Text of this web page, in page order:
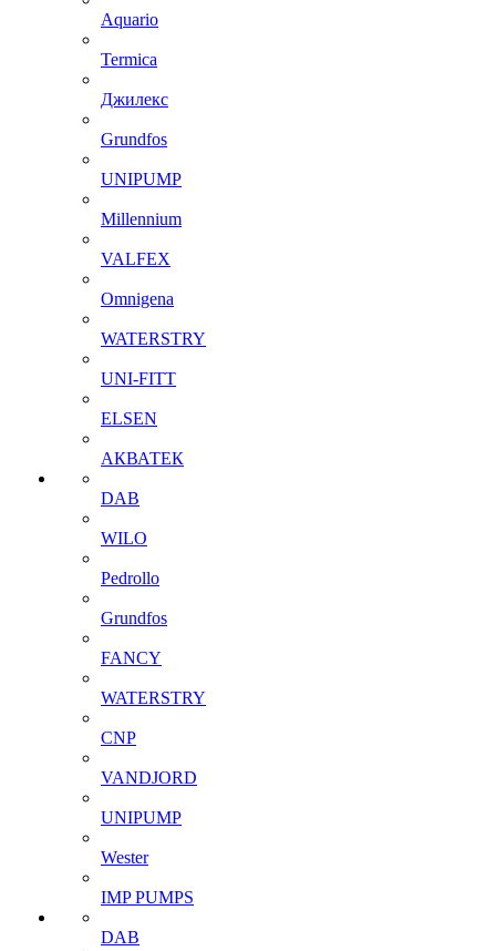
Aquario
Termica
Джилекс
Grundfos
UNIPUMP
Millennium
VALFEX
Omnigena
WATERSTRY
UNI-FITT
ELSEN
АКВАТЕК
DAB
WILO
Pedrollo
Grundfos
FANCY
WATERSTRY
CNP
VANDJORD
UNIPUMP
Wester
IMP PUMPS
DAB